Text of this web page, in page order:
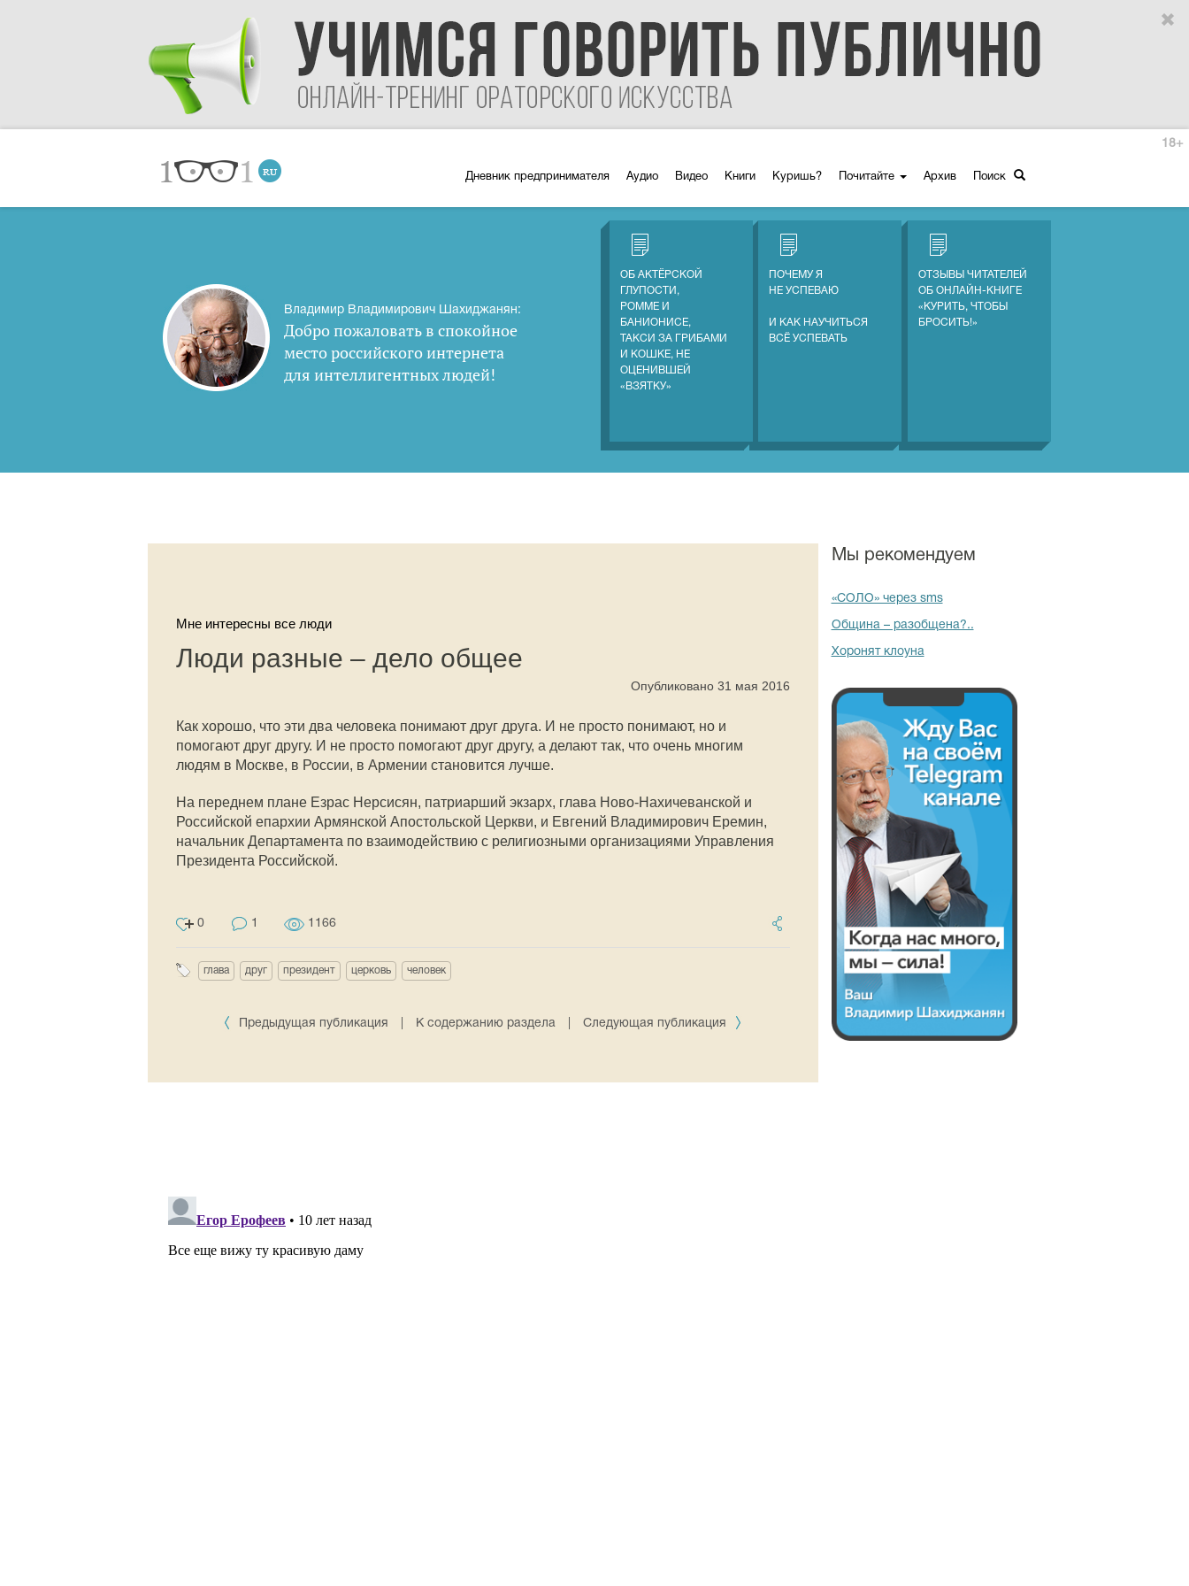
Дневник предпринимателя Аудио Видео Книги Куришь? Почитайте Архив Поиск
18+
Владимир Владимирович Шахиджанян:
Добро пожаловать в спокойное
место российского интернета
для интеллигентных людей!
ОБ АКТЁРСКОЙ
ГЛУПОСТИ,
РОММЕ И
БАНИОНИСЕ,
ТАКСИ ЗА ГРИБАМИ
И КОШКЕ, НЕ
ОЦЕНИВШЕЙ
«ВЗЯТКУ»
ПОЧЕМУ Я
НЕ УСПЕВАЮ
И КАК НАУЧИТЬСЯ
ВСЁ УСПЕВАТЬ
ОТЗЫВЫ ЧИТАТЕЛЕЙ
ОБ ОНЛАЙН-КНИГЕ
«КУРИТЬ, ЧТОБЫ
БРОСИТЬ!»
Мне интересны все люди
Люди разные – дело общее
Опубликовано 31 мая 2016
Как хорошо, что эти два человека понимают друг друга. И не просто понимают, но и
помогают друг другу. И не просто помогают друг другу, а делают так, что очень многим
людям в Москве, в России, в Армении становится лучше.
На переднем плане Езрас Нерсисян, патриарший экзарх, глава Ново-Нахичеванской и
Российской епархии Армянской Апостольской Церкви, и Евгений Владимирович Еремин,
начальник Департамента по взаимодействию с религиозными организациями Управления
Президента Российской.
0 1 1166
глава друг президент церковь человек
Предыдущая публикация К содержанию раздела Следующая публикация
Мы рекомендуем
«СОЛО» через sms
Община – разобщена?..
Хоронят клоуна